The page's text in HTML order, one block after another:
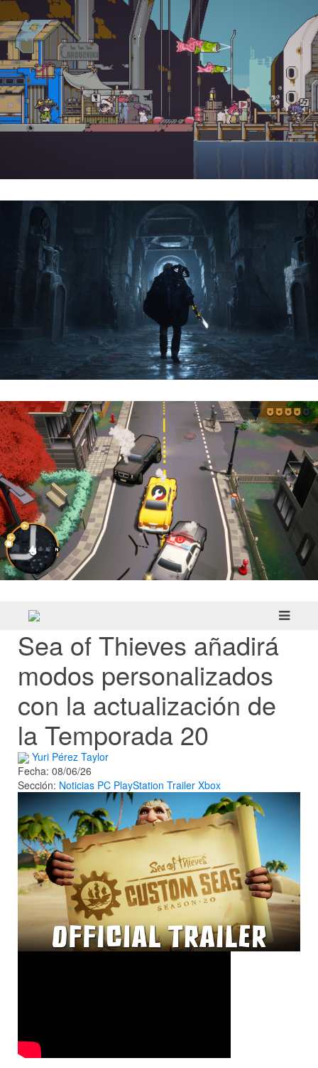
Sea of Thieves añadirá
modos personalizados
con la actualización de
la Temporada 20
Yuri Pérez Taylor
Fecha: 08/06/26
Sección: Noticias PC PlayStation Trailer Xbox